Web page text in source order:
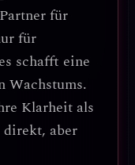
für
für
schafft eine
Wachstums.
Klarheit als
direkt, aber